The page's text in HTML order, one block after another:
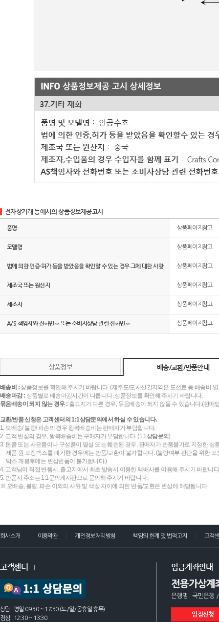
전자상거래 등에서의 상품정보제공고시
품명 상품페이지참고
모델명 상품페이지참고
법에 의한 인증·허가 등을 받았음을 확인할 수 있는 경우 그에 대한 사항 상품페이지참고
제조국 또는 원산지 상품페이지참고
제조자 상품페이지참고
A/S 책임자와 전화번호 또는 소비자상담 관련 전화번호 상품페이지참고
상품정보 배송/교환/반품안내
배송비 :상품정보를 확인해 주시기 바랍니다. (제주도/도서산간지역은 도선료 등 배송비
배송마감 : 상품별로 배송마감시간이 다릅니다. 상품정보를 확인해 주시기 바랍니다.
묶음배송이 되지 않는 경우 : 출고지가 다른 경우, 묶음배송이 되지 않을 수 있습니다.(판
교환/반품 신청은 고객센터의 1:1상담문의에서 하실 수 있습니다.
1. 오배송/ 불량/ 파손의 경우 왕복배송비는 판매자가 부담합니다.
2. 고객 변심의 경우, 왕복배송비는 구매자가 부담합니다. (1:1상담문의)
3. 본품 또는 사은품이나 구성품이 멸실 또는 훼손된 경우, 판매자가 반품불가로 지정한 상
제품 원 포장박스를 폐기한 경우에는 반품/교환이 불가합니다. (불량여부 판단을 위한
박스 개봉후에는 변심반품이 불가합니다.)
4. 고객님이 직접 반품시, 출고지에서 최초 발송시 이용한 택배사를 이용해 주시기 바랍니
5. 반품지 주소는 1:1문의게시판으로 문의해 주시기 바랍니다.
※ 오배송, 불량, 파손 이외의 사유 및 색상 차이에 의한 반품/교환은 변심에 해당됩니다.
회사소개 이용약관 개인정보처리방침 책임의 한계 및 법적고지 고객
고객센터
상담 : 평일 09:30 ~ 17:30 (토/일/공휴일 휴무)
점심 : 12:30 ~ 13:30
입금계좌안내
전용가상계
은행명 : 국민은행
입점신청